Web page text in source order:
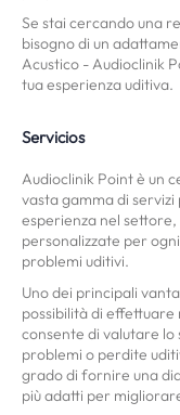
Se stai cercando una
bisogno di un
Acustico - Audioclinik
tua esperienza uditiva.
Servicios
Audioclinik Point è un
vasta gamma di
esperienza nel
personalizzate per
problemi uditivi.
Uno dei principali
possibilità di
consente di valutare
problemi o perdite
grado di fornire una
più adatti per